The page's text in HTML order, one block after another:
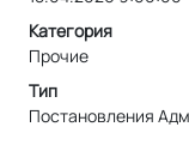
Категория
Прочие
Тип
Постановления